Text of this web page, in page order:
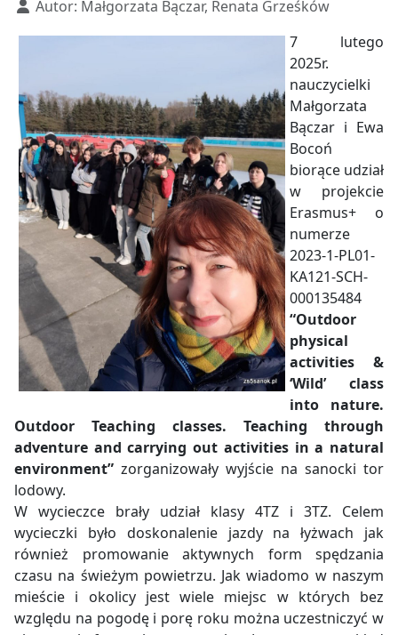
Autor: Małgorzata Bączar, Renata Grześków
7 lutego
2025r.
nauczycielki
Małgorzata
Bączar i Ewa
Bocoń
biorące udział
w projekcie
Erasmus+ o
numerze
2023-1-PL01-
KA121-SCH-
000135484
“Outdoor
physical
activities &
‘Wild’ class
into nature.
Outdoor Teaching classes. Teaching through
adventure and carrying out activities in a natural
environment” zorganizowały wyjście na sanocki tor
lodowy.
W wycieczce brały udział klasy 4TZ i 3TZ. Celem
wycieczki było doskonalenie jazdy na łyżwach jak
również promowanie aktywnych form spędzania
czasu na świeżym powietrzu. Jak wiadomo w naszym
mieście i okolicy jest wiele miejsc w których bez
względu na pogodę i porę roku można uczestniczyć w